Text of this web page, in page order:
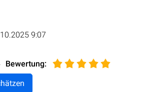
9:07
Bewertung: